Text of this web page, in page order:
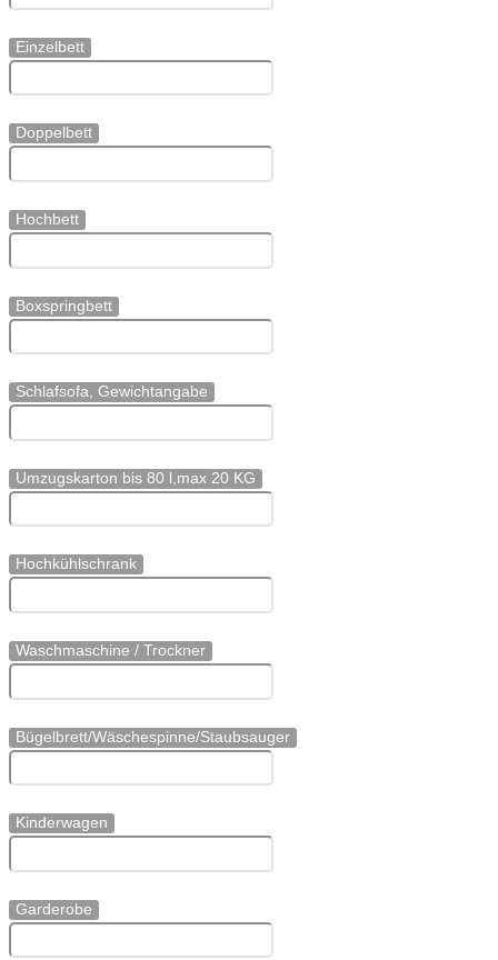
Einzelbett
Doppelbett
Hochbett
Boxspringbett
Schlafsofa, Gewichtangabe
Umzugskarton bis 80 l,max 20 KG
Hochkühlschrank
Waschmaschine / Trockner
Bügelbrett/Wäschespinne/Staubsauger
Kinderwagen
Garderobe